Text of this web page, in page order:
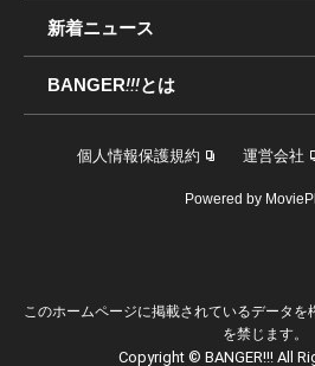
新着ニュース
BANGER!!!とは
個人情報保護規約 運営会社
Powered by
このホームページに掲載されているデータを
を禁じます。
Copyright © BANGER!!! All